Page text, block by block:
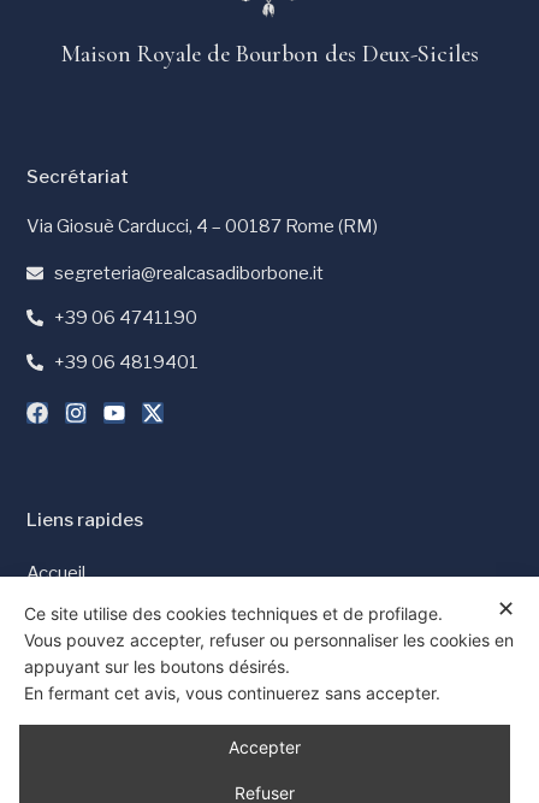
Maison Royale de Bourbon des Deux-Siciles
Liens rapides
Accueil
Presse et Médias
Politique de cookies
Politique de confidentialité
Consentement
Secrétariat
Via Giosuè Carducci, 4 – 00187 Rome (RM)
segreteria@realcasadiborbone.it
+39 06 4741190
+39 06 4819401
✕
Ce site utilise des cookies techniques et de profilage.
Vous pouvez accepter, refuser ou personnaliser les cookies en
appuyant sur les boutons désirés.
En fermant cet avis, vous continuerez sans accepter.
Accepter
Refuser